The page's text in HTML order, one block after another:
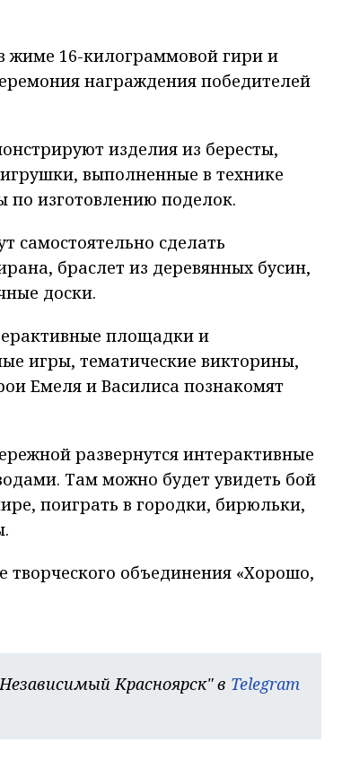
жиме 16-килограммовой гири и
награждения победителей
изделия из бересты,
выполненные в технике
по изготовлению поделок.
самостоятельно сделать
браслет из деревянных бусин,
доски.
площадки и
игры, тематические викторины,
Емеля и Василиса познакомят
развернутся интерактивные
Там можно будет увидеть бой
поиграть в городки, бирюльки,
объединения «Хорошо,
Красноярск" в Telegram